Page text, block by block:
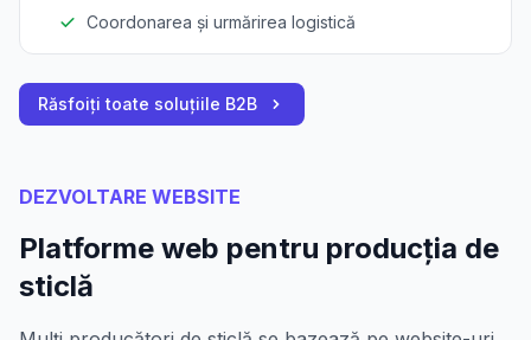
Coordonarea și urmărirea logistică
Răsfoiți toate soluțiile B2B
DEZVOLTARE WEBSITE
Platforme web pentru producția de
sticlă